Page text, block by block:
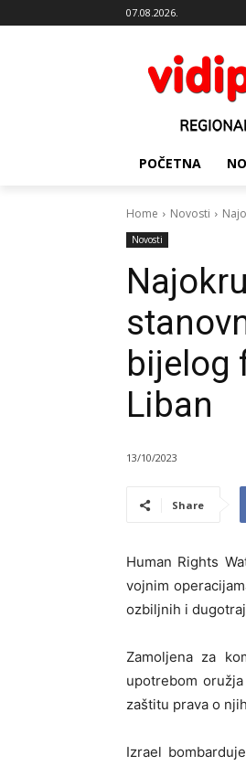
07.08.2026.
POČETNA
Home Novosti
Novosti
bijelog
Liban
13/10/2023
Share
Human Rights
vojnim
ozbiljnih i
Zamoljena za
upotrebom
zaštitu prava o
Izrael